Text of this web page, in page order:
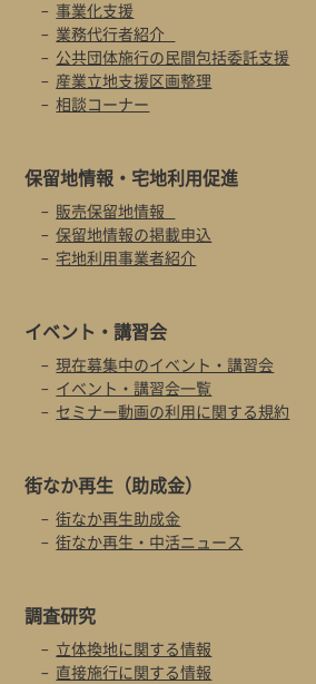
事業化支援
業務代行者紹介
公共団体施行の民間包括委託支援
産業立地支援区画整理
相談コーナー
保留地情報・ 宅地利用促進
販売保留地情報
保留地情報の掲載申込
宅地利用事業者紹介
イベント・講習会
現在募集中のイベント・講習会
イベント・講習会一覧
セミナー動画の利用に関する規約
街なか再生 （助成金）
街なか再生助成金
街なか再生・中活ニュース
調査研究
立体換地に関する情報
直接施行に関する情報